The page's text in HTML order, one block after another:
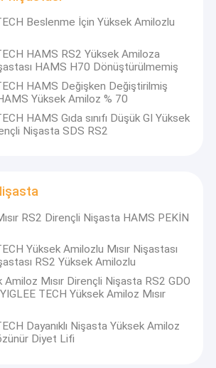
Beslenme İçin Yüksek Amilozlu
HAMS RS2 Yüksek Amiloza
HAMS H70 Dönüştürülmemiş
HAMS Değişken Değiştirilmiş
Yüksek Amiloz % 70
HAMS Gıda sınıfı Düşük GI Yüksek
Nişasta SDS RS2
RS2 Dirençli Nişasta HAMS PEKİN
Yüksek Amilozlu Mısır Nişastası
RS2 Yüksek Amilozlu
Amiloz Mısır Dirençli Nişasta RS2 GDO
TECH Yüksek Amiloz Mısır
Dayanıklı Nişasta Yüksek Amiloz
Diyet Lifi
eşlik etmesi için bilim ve
kalkınmasıyla yüzleşir, araştırır ve